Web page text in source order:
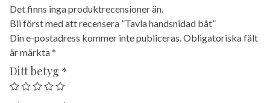
Det finns inga produktrecensioner än.
Bli först med att recensera ”Tavla handsnidad båt”
Din e-postadress kommer inte publiceras. Obligatoriska fält
är märkta*
Ditt betyg *